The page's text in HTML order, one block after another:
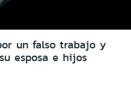
un falso trabajo y
esposa e hijos